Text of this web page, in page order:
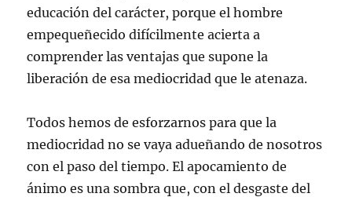
educación del carácter, porque el hombre
empequeñecido difícilmente acierta a
comprender las ventajas que supone la
liberación de esa mediocridad que le atenaza.
Todos hemos de esforzarnos para que la
mediocridad no se vaya adueñando de nosotros
con el paso del tiempo. El apocamiento de
ánimo es una sombra que, con el desgaste del